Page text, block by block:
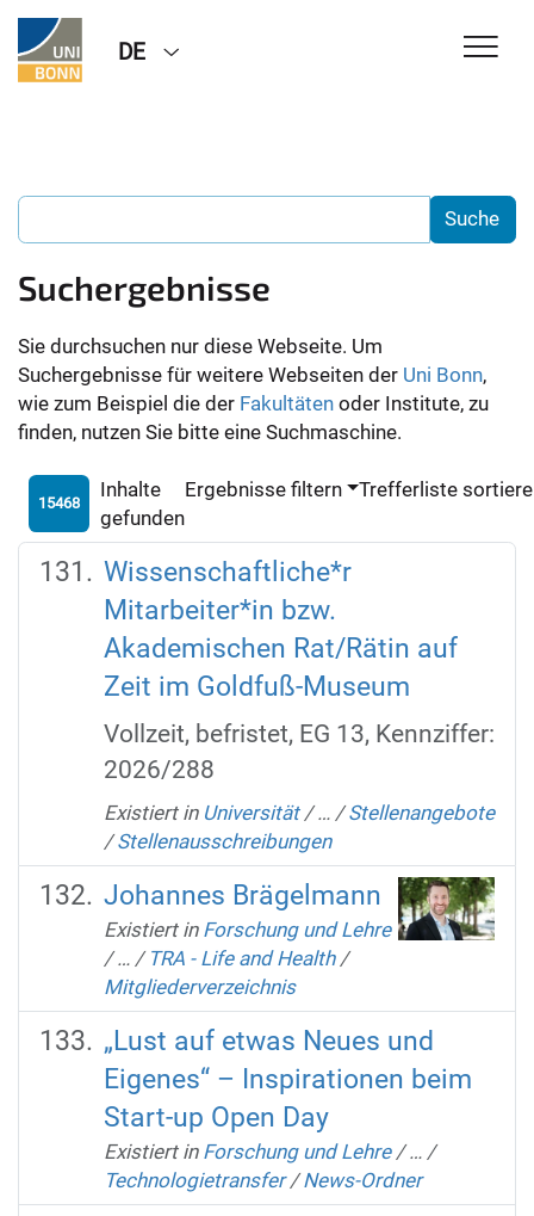
DE
Suchergebnisse
Sie durchsuchen nur diese Webseite. Um
Suchergebnisse für weitere Webseiten der Uni Bonn,
wie zum Beispiel die der Fakultäten oder Institute, zu
finden, nutzen Sie bitte eine Suchmaschine.
15468
Inhalte
gefunden
Ergebnisse filtern Trefferliste
Wissenschaftliche*r
Mitarbeiter*in bzw.
Akademischen Rat/Rätin auf
Zeit im Goldfuß-Museum
Vollzeit, befristet, EG 13, Kennziffer:
2026/288
Existiert in Universität /… /Stellenangebote
/Stellenausschreibungen
Johannes Brägelmann
Existiert in Forschung und Lehre
/… / TRA - Life and Health /
Mitgliederverzeichnis
„Lust auf etwas Neues und
Eigenes“ – Inspirationen beim
Start-up Open Day
Existiert in Forschung und Lehre /… /
Technologietransfer /News-Ordner